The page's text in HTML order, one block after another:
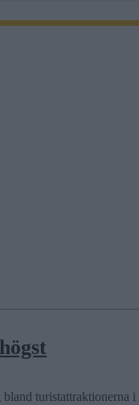
turistattraktionerna i